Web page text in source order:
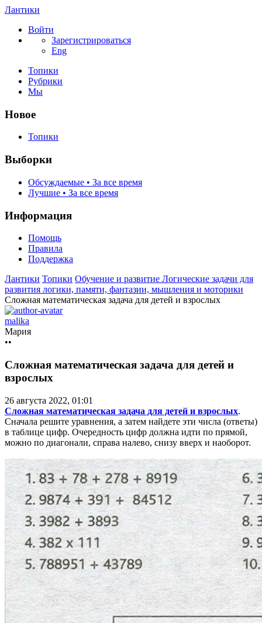
Лантики
Войти
Зарегистрироваться
Eng
Топики
Рубрики
Мы
Новое
Топики
Выборки
Обсуждаемые • За все время
Лучшие • За все время
Информация
Помощь
Правила
Поддержка
Лантики Топики Обучение и развитие Логические задачи для
развития логики, памяти, фантазии, мышления и моторики
Сложная математическая задача для детей и взрослых
malika
Мария
••
Сложная математическая задача для детей и
взрослых
26 августа 2022, 01:01
Сложная математическая задача для детей и взрослых.
Сначала решите уравнения, а затем найдете эти числа (ответы)
в таблице цифр. Очередность цифр должна идти по прямой,
можно по диагонали, справа налево, снизу вверх и наоборот.